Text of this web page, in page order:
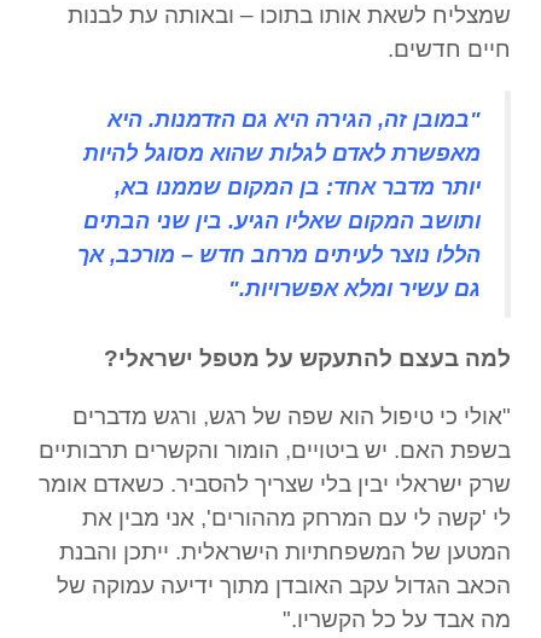
שמצליח לשאת אותו בתוכו – ובאותה עת לבנות
חיים חדשים.
"במובן זה, הגירה היא גם הזדמנות. היא
מאפשרת לאדם לגלות שהוא מסוגל להיות
יותר מדבר אחד: בן המקום שממנו בא,
ותושב המקום שאליו הגיע. בין שני הבתים
הללו נוצר לעיתים מרחב חדש – מורכב, אך
גם עשיר ומלא אפשרויות."
למה בעצם להתעקש על מטפל ישראלי?
"אולי כי טיפול הוא שפה של רגש, ורגש מדברים
בשפת האם. יש ביטויים, הומור והקשרים תרבותיים
שרק ישראלי יבין בלי שצריך להסביר. כשאדם אומר
לי 'קשה לי עם המרחק מההורים', אני מבין את
המטען של המשפחתיות הישראלית. ייתכן והבנת
הכאב הגדול עקב האובדן מתוך ידיעה עמוקה של
מה אבד על כל הקשריו."